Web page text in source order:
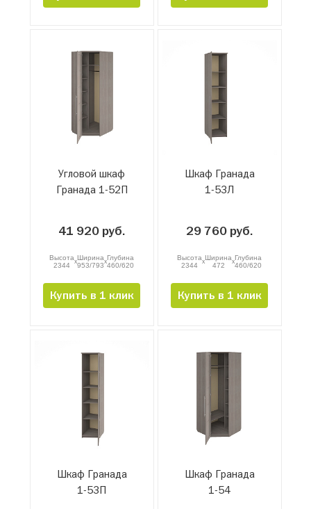
Угловой шкаф
Гранада 1-52П
41 920 руб.
Высота
2344
xШирина
953/793xГлубина
460/620
Купить в 1 клик
Шкаф Гранада
1-53Л
29 760 руб.
Высота
2344
xШирина
472
xГлубина
460/620
Купить в 1 клик
Шкаф Гранада
1-53П
Шкаф Гранада
1-54